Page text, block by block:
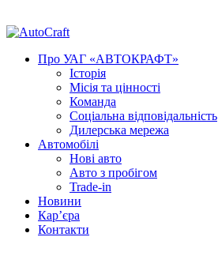
Про УАГ «АВТОКРАФТ»
Історія
Місія та цінності
Команда
Соціальна відповідальність
Дилерська мережа
Автомобілі
Нові авто
Авто з пробігом
Trade-in
Новини
Кар’єра
Контакти